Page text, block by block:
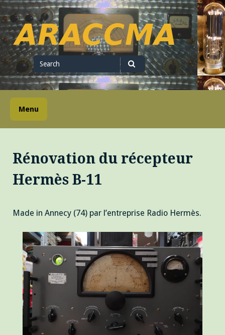
Skip
to
content
ARACCMA
Search
for
Search
Menu
Rénovation du récepteur
Hermès B-11
Made in Annecy (74) par l’entreprise Radio Hermès.